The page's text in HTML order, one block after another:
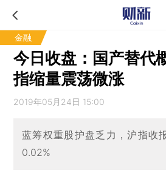
金融
今日收盘：国产替代
指缩量震荡微涨
2019年05月24日 15:00
蓝筹权重股护盘乏力，沪指收
0.02%